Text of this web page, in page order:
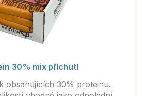
30% mix příchutí
obsahujících 30% proteinu.